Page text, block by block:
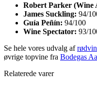
Robert Parker (Wine
James Suckling: 94/
Guía Peñín: 94/100
Wine Spectator: 93/
Se hele vores udvalg af
øvrige topvine fra Bodegas
Relaterede varer